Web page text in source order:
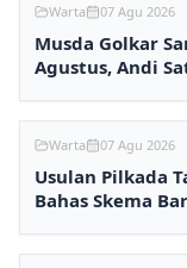
Warta 07 Agu 2026
Musda Golkar
Agustus, Andi
Warta 07 Agu 2026
Usulan Pilkada
Bahas Skema